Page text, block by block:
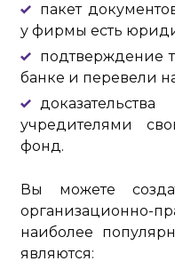
пакет
у фирмы есть
подтверждение
банке и перевели
учредителями
фонд.
Вы можете
наиболее
являются: